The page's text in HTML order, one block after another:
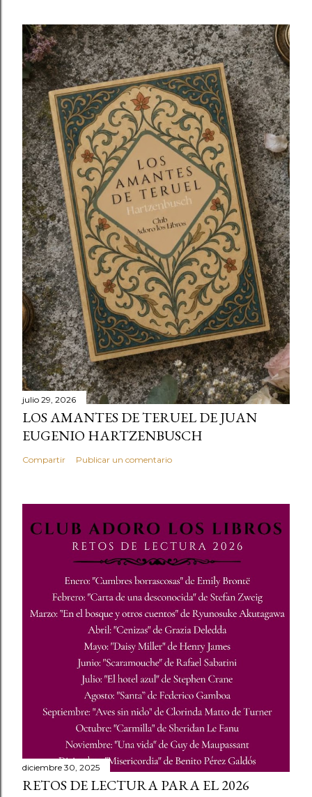
julio 29, 2026
LOS AMANTES DE TERUEL DE JUAN
EUGENIO HARTZENBUSCH
Compartir Publicar un comentario
diciembre 30, 2025
RETOS DE LECTURA PARA EL 2026